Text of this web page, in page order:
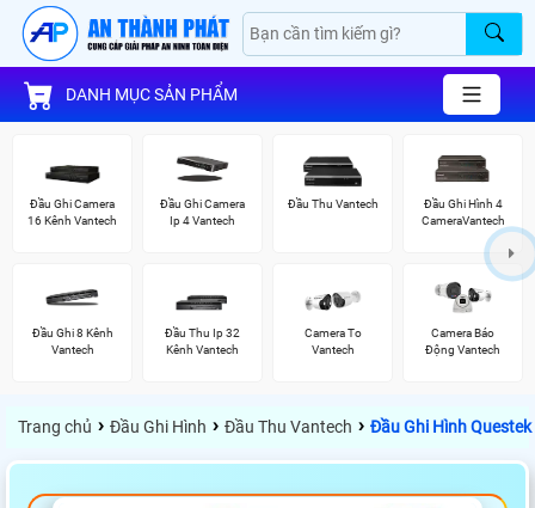
DANH MỤC SẢN PHẨM
Đầu Ghi Camera
16 Kênh Vantech
Đầu Ghi Camera
Ip 4 Vantech
Đầu Thu Vantech
Đầu Ghi Hình 4
CameraVantech
Đầu Ghi 8 Kênh
Vantech
Đầu Thu Ip 32
Kênh Vantech
Camera To
Vantech
Camera Báo
Động Vantech
Trang chủ › Đầu Ghi Hình › Đầu Thu Vantech › Đầu Ghi Hình